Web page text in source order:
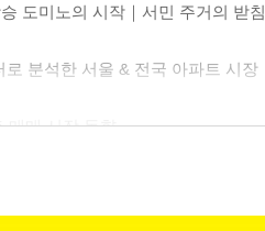
도미노의 시작｜서민 주거의 받
로 분석한 서울 & 전국 아파트 시장
매매 시장 동향
연한 온도 차｜서울 부동산 시장
트 매매 시장 동향